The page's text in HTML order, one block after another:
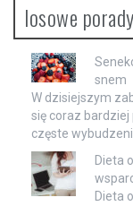
losowe
snem
W dzisiejszym
się coraz
częste
Dieta
Dieta